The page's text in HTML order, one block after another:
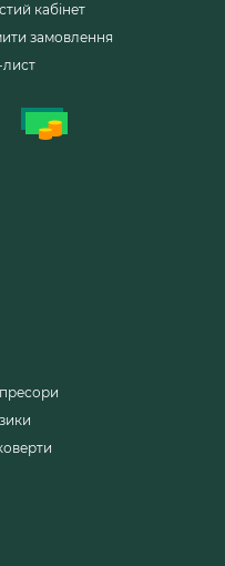
кабінет
замовлення